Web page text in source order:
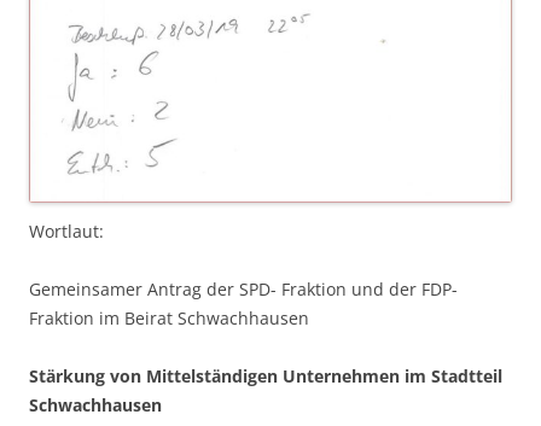
Wortlaut:
Gemeinsamer Antrag der SPD- Fraktion und der FDP-
Fraktion im Beirat Schwachhausen
Stärkung von Mittelständigen Unternehmen im Stadtteil
Schwachhausen